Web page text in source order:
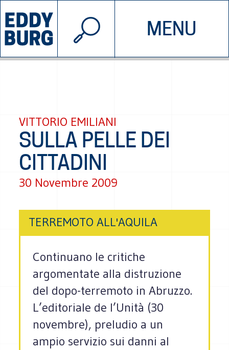
MENU
INIZIATIVE CHI SIAMO
© 2026 EDDYBURG
VITTORIO EMILIANI
SULLA PELLE DEI
CITTADINI
30 Novembre 2009
TERREMOTO ALL'AQUILA
Continuano le critiche
argomentate alla distruzione
del dopo-terremoto in Abruzzo.
L’editoriale de l’Unità (30
novembre), preludio a un
ampio servizio sui danni al